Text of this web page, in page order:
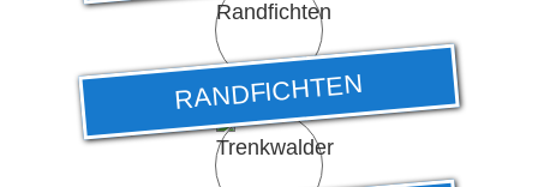
RANDFICHTEN